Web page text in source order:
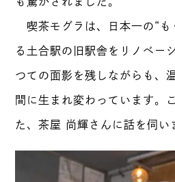
喫茶モグラは、日本一の“も
る土合駅の旧駅舎をリノベー
つての面影を残しながらも、
間に生まれ変わっています。
た、茶屋 尚輝さんに話を伺い